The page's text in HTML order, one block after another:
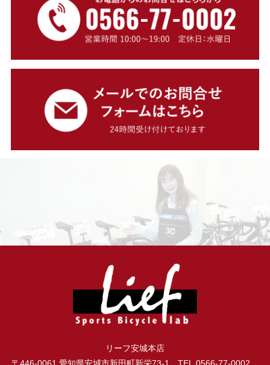
リーフ安城本店
〒446-0061 愛知県安城市新田町新栄73-1 TEL.0566-77-0002